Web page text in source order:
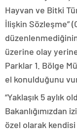
Hayvan ve Bitki
İlişkin Sözleşme”
üzerine olay
Parklar 1. Bölge
el konulduğunu
“Yaklaşık 5 aylık
Bakanlığımızdan
özel olarak